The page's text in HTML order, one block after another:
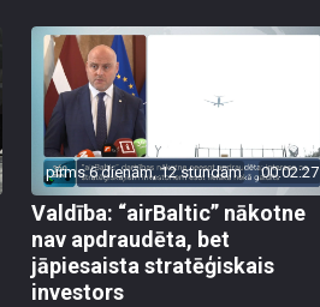
pirms 6 dienām, 12 stundām 00:02:27
Valdība: “airBaltic” nākotne
nav apdraudēta, bet
jāpiesaista stratēģiskais
investors